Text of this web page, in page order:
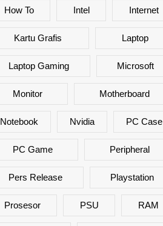
How To Intel Internet
Kartu Grafis Laptop
Laptop Gaming Microsoft
Monitor Motherboard
Notebook Nvidia PC Case
PC Game Peripheral
Pers Release Playstation
Prosesor PSU RAM